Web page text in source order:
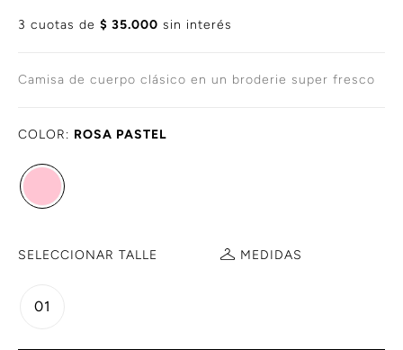
3 cuotas de $ 35.000 sin interés
Camisa de cuerpo clásico en un broderie super fresco
COLOR: ROSA PASTEL
SELECCIONAR TALLE MEDIDAS
01